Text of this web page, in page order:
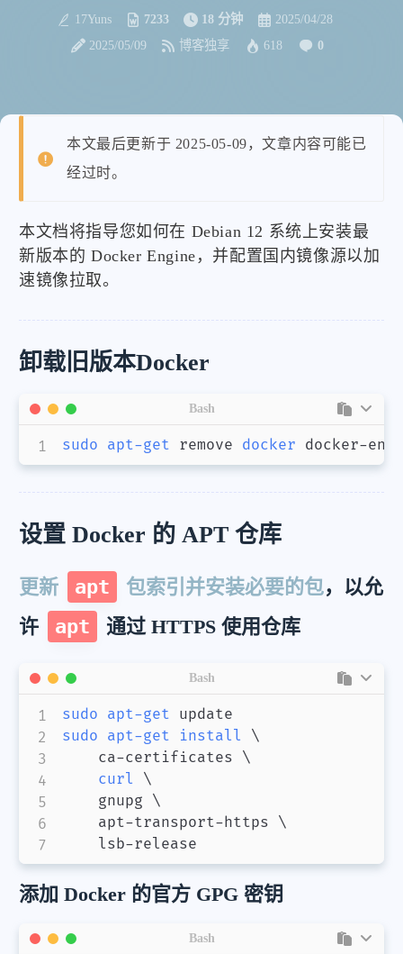
17Yuns 7233 18 分钟
2025/04/28
2025/05/09
博客独享 618 0
本文最后更新于 2025-05-09，文章内容可能已
经过时。
本文档将指导您如何在 Debian 12 系统上安装最
新版本的 Docker Engine，并配置国内镜像源以加
速镜像拉取。
卸载旧版本Docker
sudo apt-get remove docker docker-
Bash
设置 Docker 的 APT 仓库
更新 apt 包索引并安装必要的包，以允
许
apt 通过 HTTPS 使用仓库
sudo apt-get
sudo apt-get install
\
    ca-certificates
\
curl
\
    gnupg
\
    apt-transport-https
\
    lsb-release
Bash
添加 Docker 的官方 GPG 密钥
Bash